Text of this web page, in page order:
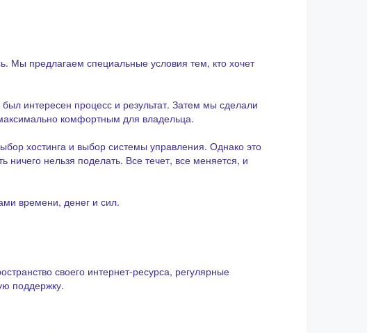
Мы предлагаем специальные условия тем, кто хочет
интересен процесс и результат. Затем мы сделали
комфортным для владельца.
хостинга и выбор системы управления. Однако это
ничего нельзя поделать. Все течет, все меняется, и
времени, денег и сил.
своего интернет-ресурса, регулярные
поддержку.